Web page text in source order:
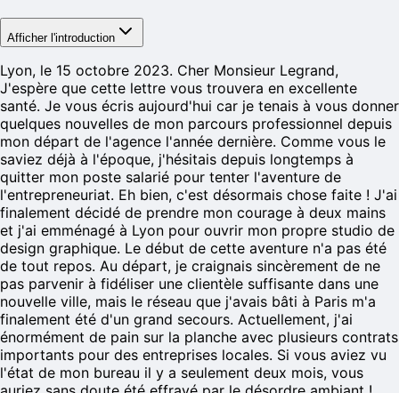
Afficher l'introduction
Lyon, le 15 octobre 2023. Cher Monsieur Legrand,
J'espère que cette lettre vous trouvera en excellente
santé. Je vous écris aujourd'hui car je tenais à vous donner
quelques nouvelles de mon parcours professionnel depuis
mon départ de l'agence l'année dernière. Comme vous le
saviez déjà à l'époque, j'hésitais depuis longtemps à
quitter mon poste salarié pour tenter l'aventure de
l'entrepreneuriat. Eh bien, c'est désormais chose faite ! J'ai
finalement décidé de prendre mon courage à deux mains
et j'ai emménagé à Lyon pour ouvrir mon propre studio de
design graphique. Le début de cette aventure n'a pas été
de tout repos. Au départ, je craignais sincèrement de ne
pas parvenir à fidéliser une clientèle suffisante dans une
nouvelle ville, mais le réseau que j'avais bâti à Paris m'a
finalement été d'un grand secours. Actuellement, j'ai
énormément de pain sur la planche avec plusieurs contrats
importants pour des entreprises locales. Si vous aviez vu
l'état de mon bureau il y a seulement deux mois, vous